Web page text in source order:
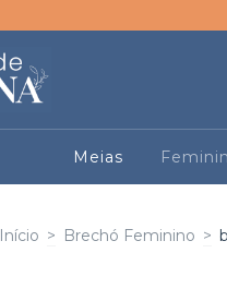
Meias
Início > Brechó Feminino >